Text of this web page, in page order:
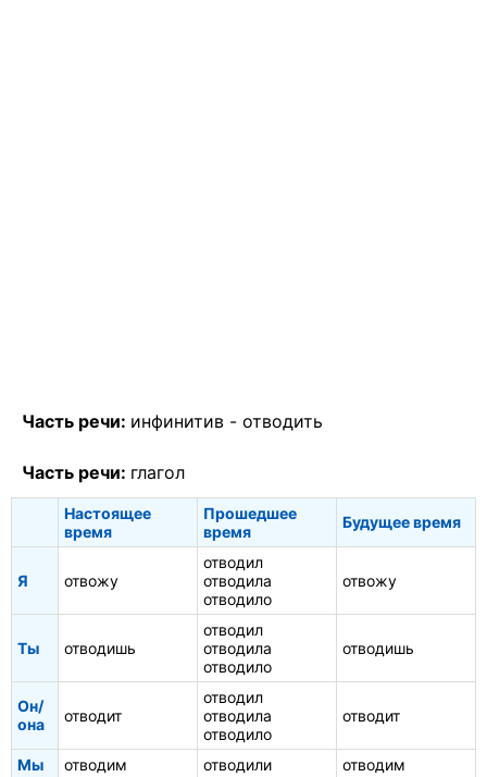
Часть речи: инфинитив - отводить
Часть речи: глагол
Настоящее
время
Прошедшее
время
Будущее время
Я отвожу
отводил
отводила
отводило
отвожу
Ты отводишь
отводил
отводила
отводило
отводишь
Он/
она
отводит
отводил
отводила
отводило
отводит
Мы отводим отводили
отводим